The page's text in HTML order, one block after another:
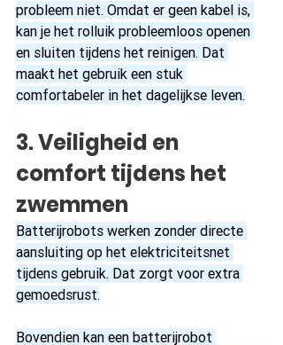
probleem niet. Omdat er geen kabel is,
kan je het rolluik probleemloos openen
en sluiten tijdens het reinigen. Dat
maakt het gebruik een stuk
comfortabeler in het dagelijkse leven.
3. Veiligheid en
comfort tijdens het
zwemmen
Batterijrobots werken zonder directe
aansluiting op het elektriciteitsnet
tijdens gebruik. Dat zorgt voor extra
gemoedsrust.
Bovendien kan een batterijrobot